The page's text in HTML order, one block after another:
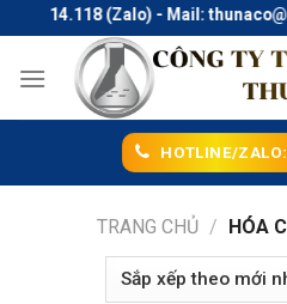
to
content
(Zalo) - Mail:
HOTLINE/
TRANG CHỦ / HÓA